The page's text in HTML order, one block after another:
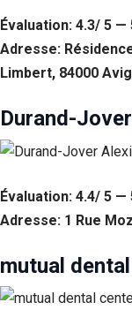
Évaluation: 4.3/ 5 —
Adresse:
Limbert, 84000
Durand-
Évaluation: 4.4/ 5 —
Adresse: 1 Rue
mutual
personnalisés.